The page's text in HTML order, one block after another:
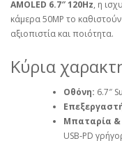
AMOLED 6.7″ 120Hz, η
κάμερα 50MP το
αξιοπιστία και ποιότητα.
Κύρια
Οθόνη: 6.7″
Μπαταρία &
USB‑PD